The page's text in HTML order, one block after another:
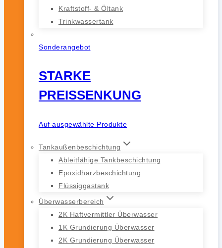
Kraftstoff- & Öltank
Trinkwassertank
Sonderangebot
STARKE
PREISSENKUNG
Auf ausgewählte Produkte
Tankaußenbeschichtung
Ableitfähige Tankbeschichtung
Epoxidharzbeschichtung
Flüssiggastank
Überwasserbereich
2K Haftvermittler Überwasser
1K Grundierung Überwasser
2K Grundierung Überwasser